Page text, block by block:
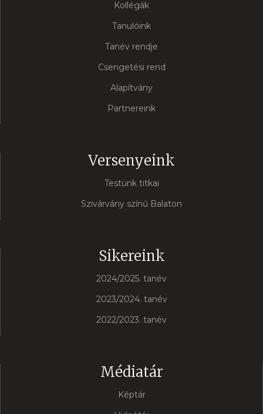
Kollégák
Tanulóink
Tanév rendje
Csengetési rend
Alapítvány
Partnereink
Versenyeink
Testünk titkai
Szivárvány színű Balaton
Sikereink
2024/2025. tanév
2023/2024. tanév
2022/2023. tanév
Médiatár
Képtár